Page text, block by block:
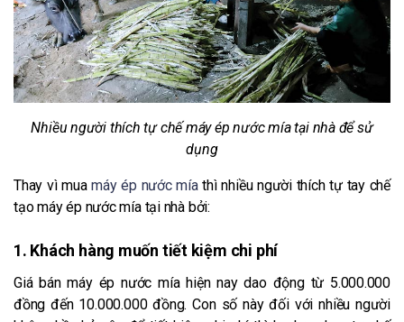
Nhiều người thích tự chế máy ép nước mía tại nhà để sử
dụng
Thay vì muamáy ép nước míathì nhiều người thích tự tay chế
tạo máy ép nước mía tại nhà bởi:
1. Khách hàng muốn tiết kiệm chi phí
Giá bán máy ép nước mía hiện nay dao động từ 5.000.000
đồng đến 10.000.000 đồng. Con số này đối với nhiều người